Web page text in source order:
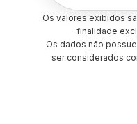
Os valores exibidos
finalidade
Os dados não
ser considerados